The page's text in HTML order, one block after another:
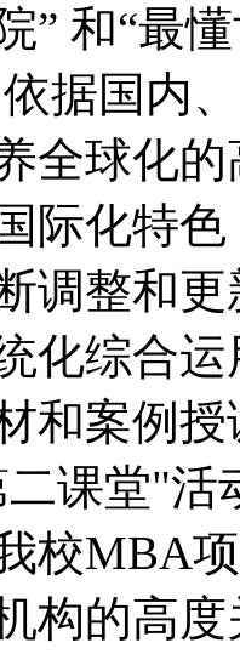
” 和“最
据国内
全球化
际化特
调整和
化综合
和案例
课堂"活
校MBA
构的高